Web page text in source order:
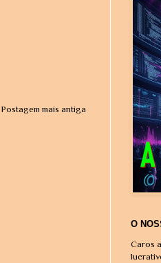
Postagem mais antiga
O
Caros